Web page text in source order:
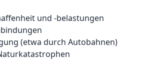
und -belastungen
(etwa durch Autobahnen)